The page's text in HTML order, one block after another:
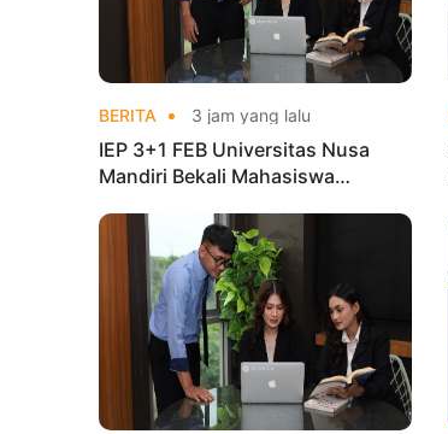
BERITA 3 jam yang lalu
IEP 3+1 FEB Universitas Nusa
Mandiri Bekali Mahasiswa